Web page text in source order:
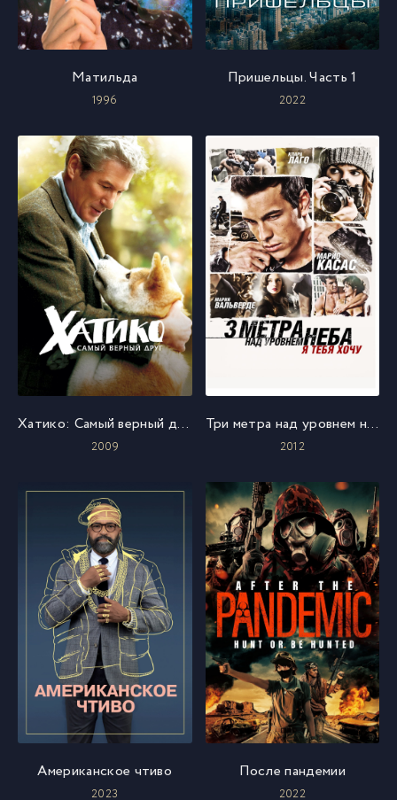
Матильда
1996
Пришельцы. Часть 1
2022
Хатико: Самый верный друг
2009
Три метра над уровнем неба: Я тебя хочу
2012
Американское чтиво
2023
После пандемии
2022